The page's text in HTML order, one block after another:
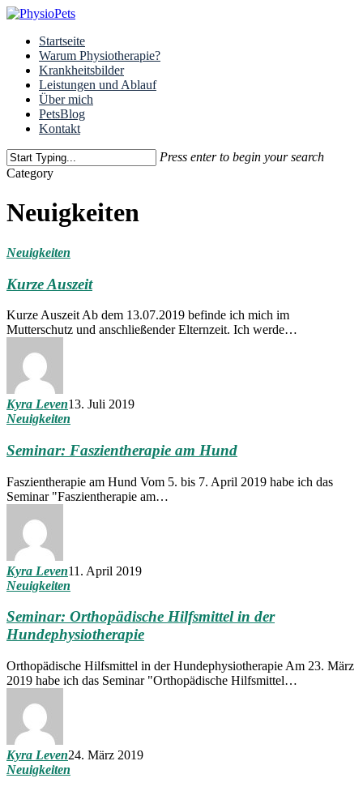
Skip
main
content
Menu
Startseite
Warum Physiotherapie?
Krankheitsbilder
Leistungen und Ablauf
Über mich
PetsBlog
Kontakt
Press enter to begin your search
Close
Category
Neuigkeiten
Neuigkeiten
Kurze Auszeit
Kurze Auszeit Ab dem 13.07.2019 befinde ich mich im
Mutterschutz und anschließender Elternzeit. Ich werde…
Kyra Leven13. Juli 2019
Neuigkeiten
Seminar: Faszientherapie am Hund
Faszientherapie am Hund Vom 5. bis 7. April 2019 habe ich das
Seminar "Faszientherapie am…
Kyra Leven11. April 2019
Neuigkeiten
Seminar: Orthopädische Hilfsmittel in der
Hundephysiotherapie
Orthopädische Hilfsmittel in der Hundephysiotherapie Am 23. März
2019 habe ich das Seminar "Orthopädische Hilfsmittel…
Kyra Leven24. März 2019
Neuigkeiten